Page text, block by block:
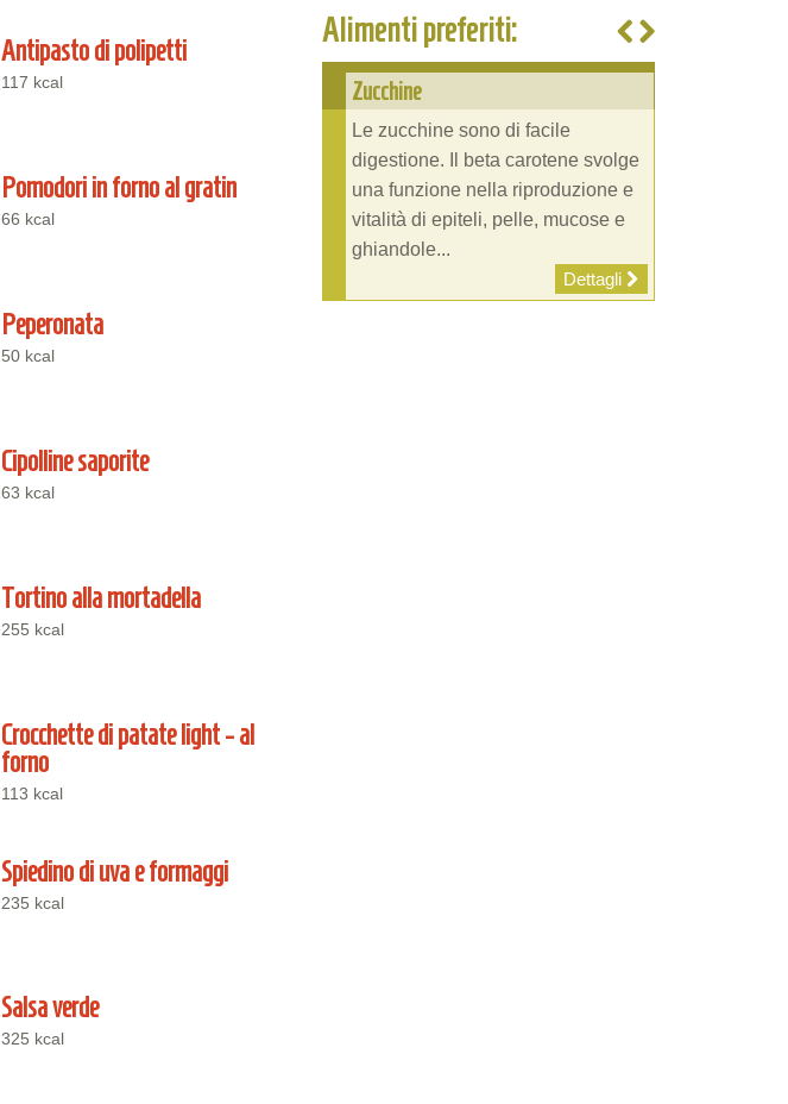
Antipasto di polipetti
117 kcal
Pomodori in forno al gratin
66 kcal
Peperonata
50 kcal
Cipolline saporite
63 kcal
Tortino alla mortadella
255 kcal
Crocchette di patate light - al
forno
113 kcal
Spiedino di uva e formaggi
235 kcal
Salsa verde
325 kcal
Alimenti preferiti:
Zucchine
Le zucchine sono di facile
digestione. Il beta carotene svolge
una funzione nella riproduzione e
vitalità di epiteli, pelle, mucose e
ghiandole...
Dettagli